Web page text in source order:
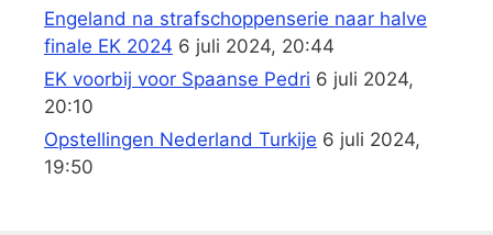
Engeland na strafschoppenserie naar halve
finale EK 2024 6 juli 2024, 20:44
EK voorbij voor Spaanse Pedri 6 juli 2024,
20:10
Opstellingen Nederland Turkije 6 juli 2024,
19:50